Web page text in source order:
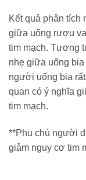
Kết quả phân tích
giữa uống rượu
tim mạch. Tương
nhẹ giữa uống
người uống bia
quan có ý nghĩa
tim mạch.
**Phụ chú người
giảm nguy cơ tim